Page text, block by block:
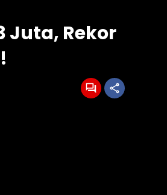
Juta, Rekor